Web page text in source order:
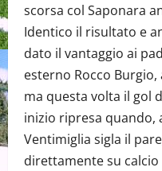
scorsa col Saponara
Identico il risultato e
dato il vantaggio ai
esterno Rocco
ma questa volta il gol
inizio ripresa quando,
Ventimiglia sigla il
direttamente su